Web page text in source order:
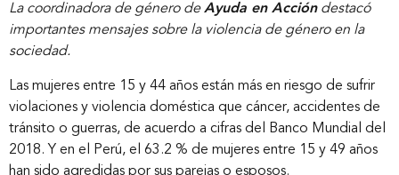
La coordinadora de género deAyuda en Accióndestacó
importantes mensajes sobre la violencia de género en la
sociedad.
Las mujeres entre 15 y 44 años están más en riesgo de sufrir
violaciones y violencia doméstica que cáncer, accidentes de
tránsito o guerras, de acuerdo a cifras del Banco Mundial del
2018. Y en el Perú, el 63.2 % de mujeres entre 15 y 49 años
han sido agredidas por sus parejas o esposos.